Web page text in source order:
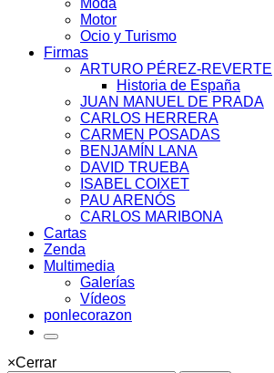
Moda
Motor
Ocio y Turismo
Firmas
ARTURO PÉREZ-REVERTE
Historia de España
JUAN MANUEL DE PRADA
CARLOS HERRERA
CARMEN POSADAS
BENJAMÍN LANA
DAVID TRUEBA
ISABEL COIXET
PAU ARENÓS
CARLOS MARIBONA
Cartas
Zenda
Multimedia
Galerías
Vídeos
ponlecorazon
×Cerrar